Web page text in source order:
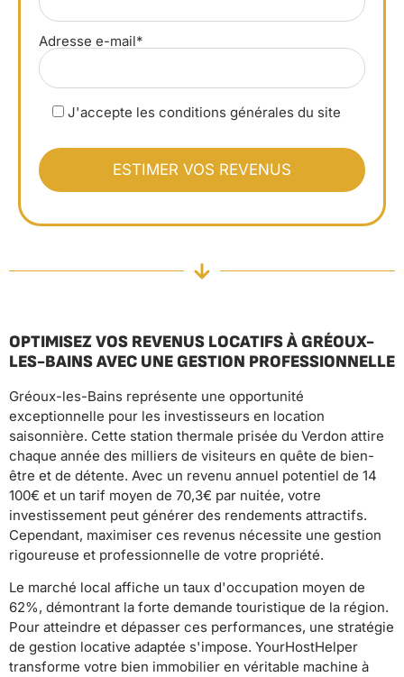
Adresse e-mail*
J'accepte les conditions générales du site
OPTIMISEZ VOS REVENUS LOCATIFS À GRÉOUX-
LES-BAINS AVEC UNE GESTION PROFESSIONNELLE
Gréoux-les-Bains représente une opportunité
exceptionnelle pour les investisseurs en location
saisonnière. Cette station thermale prisée du Verdon attire
chaque année des milliers de visiteurs en quête de bien-
être et de détente. Avec un revenu annuel potentiel de 14
100€ et un tarif moyen de 70,3€ par nuitée, votre
investissement peut générer des rendements attractifs.
Cependant, maximiser ces revenus nécessite une gestion
rigoureuse et professionnelle de votre propriété.
Le marché local affiche un taux d'occupation moyen de
62%, démontrant la forte demande touristique de la région.
Pour atteindre et dépasser ces performances, une stratégie
de gestion locative adaptée s'impose. YourHostHelper
transforme votre bien immobilier en véritable machine à